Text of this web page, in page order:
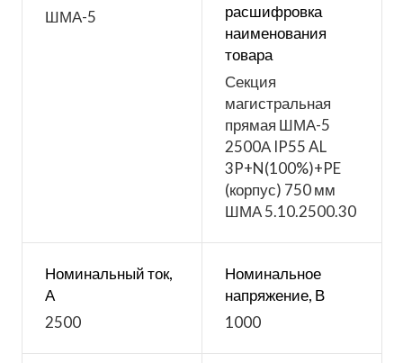
ШМА-5
расшифровка
наименования
товара
Секция
магистральная
прямая ШМА-5
2500А IP55 AL
3P+N(100%)+PE
(корпус) 750 мм
ШМА 5.10.2500.30
Номинальный ток,
А
2500
Номинальное
напряжение, В
1000